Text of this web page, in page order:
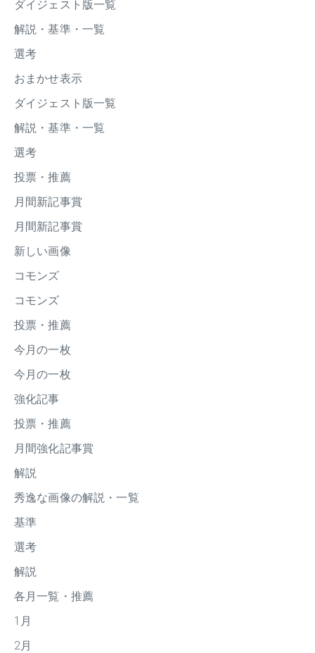
ダイジェスト版一覧
解説・基準・一覧
選考
おまかせ表示
ダイジェスト版一覧
解説・基準・一覧
選考
投票・推薦
月間新記事賞
月間新記事賞
新しい画像
コモンズ
コモンズ
投票・推薦
今月の一枚
今月の一枚
強化記事
投票・推薦
月間強化記事賞
解説
秀逸な画像の解説・一覧
基準
選考
解説
各月一覧・推薦
1月
2月